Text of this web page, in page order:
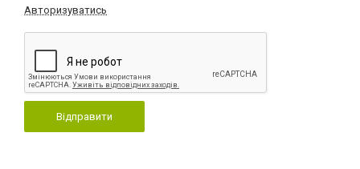
Авторизуватись
Відправити